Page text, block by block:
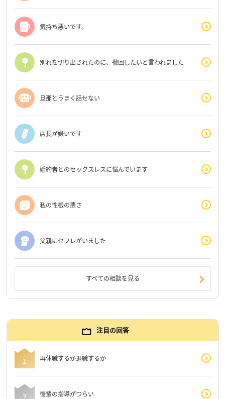
気持ち悪いです。
別れを切り出されたのに、撤回したいと言われました
旦那とうまく話せない
店長が嫌いです
婚約者とのセックスレスに悩んでいます
私の性根の悪さ
父親にセフレがいました
すべての相談を見る
注目の回答
再休職するか退職するか
後輩の指導がつらい